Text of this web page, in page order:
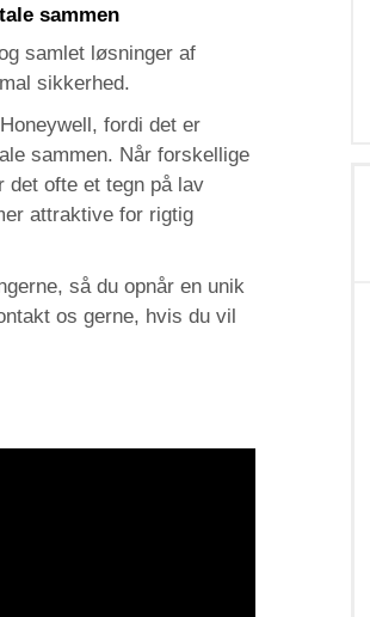
sammen
samlet løsninger af
sikkerhed.
fordi det er
sammen. Når forskellige
det ofte et tegn på lav
attraktive for rigtig
så du opnår en unik
os gerne, hvis du vil